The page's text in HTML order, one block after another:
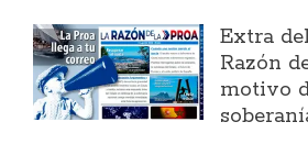
Extra
Razón
motivo